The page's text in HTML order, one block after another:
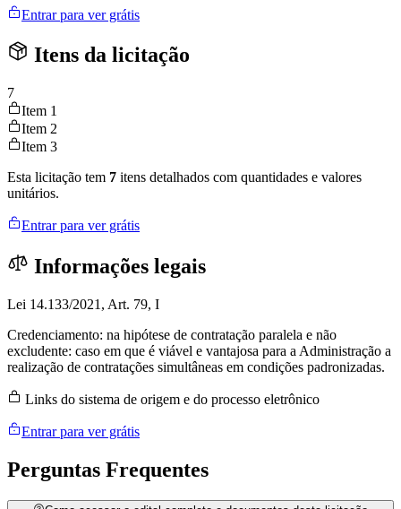
Entrar para ver grátis
Itens da licitação
7
Item 1
Item 2
Item 3
Esta licitação tem 7 itens detalhados com quantidades e valores
unitários.
Entrar para ver grátis
Informações legais
Lei 14.133/2021, Art. 79, I
Credenciamento: na hipótese de contratação paralela e não
excludente: caso em que é viável e vantajosa para a Administração a
realização de contratações simultâneas em condições padronizadas.
Links do sistema de origem e do processo eletrônico
Entrar para ver grátis
Perguntas Frequentes